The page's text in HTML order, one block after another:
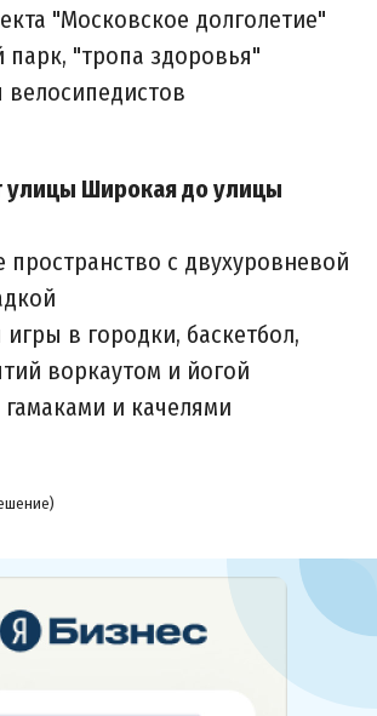
"Московское долголетие"
"тропа здоровья"
велосипедистов
улицы Широкая до улицы
пространство с двухуровневой
в городки, баскетбол,
воркаутом и йогой
гамаками и качелями